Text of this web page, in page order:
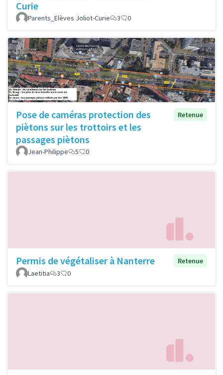
Curie
Parents_Elèves Joliot-Curie 3 0
Pose de caméras protection des
piètons sur les trottoirs et les
passages piètons
Retenue
Jean-Philippe 5 0
Permis de végétaliser à Nanterre
Retenue
Laetitia
3 0